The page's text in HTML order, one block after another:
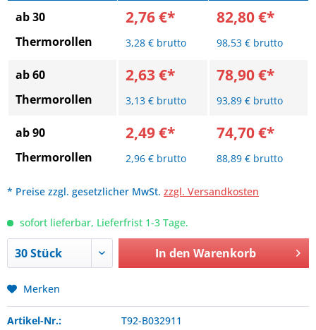
ab 30
Thermorollen
2,76 €*
3,28 € brutto
82,80 €*
98,53 € brutto
ab 60
Thermorollen
2,63 €*
3,13 € brutto
78,90 €*
93,89 € brutto
ab 90
Thermorollen
2,49 €*
2,96 € brutto
74,70 €*
88,89 € brutto
* Preise zzgl. gesetzlicher MwSt. zzgl. Versandkosten
sofort lieferbar, Lieferfrist 1-3 Tage.
In den Warenkorb
Merken
Artikel-Nr.:
T92-B032911